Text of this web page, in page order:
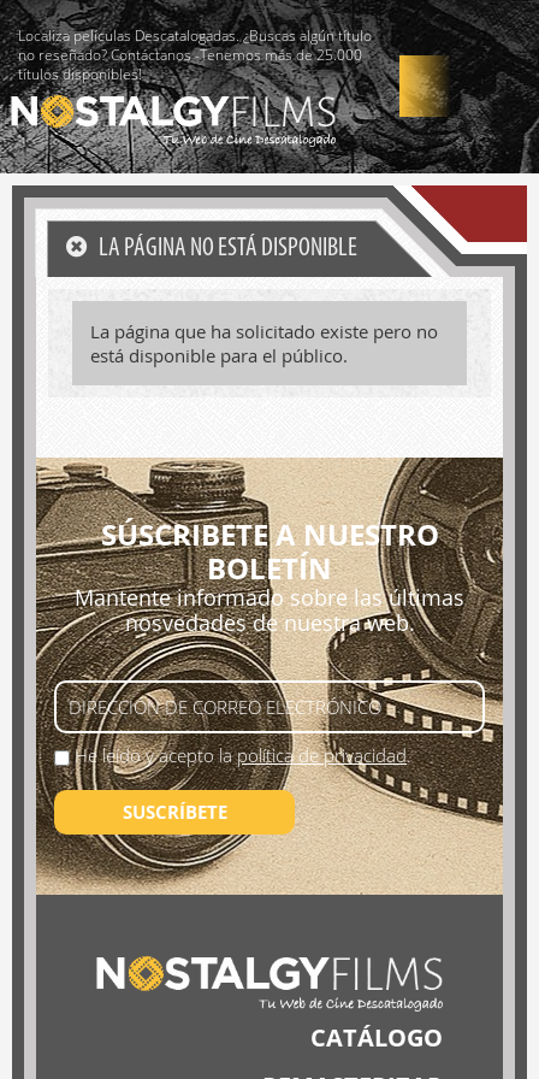
Localiza películas Descatalogadas. ¿Buscas algún título
no reseñado? Contáctanos -Tenemos más de 25.000
títulos disponibles!
LA PÁGINA NO ESTÁ DISPONIBLE
La página que ha solicitado existe pero no
está disponible para el público.
SÚSCRIBETE A NUESTRO
BOLETÍN
Mantente informado sobre las últimas
nosvedades de nuestra web.
He leído y acepto lapolítica de privacidad.
SUSCRÍBETE
CATÁLOGO